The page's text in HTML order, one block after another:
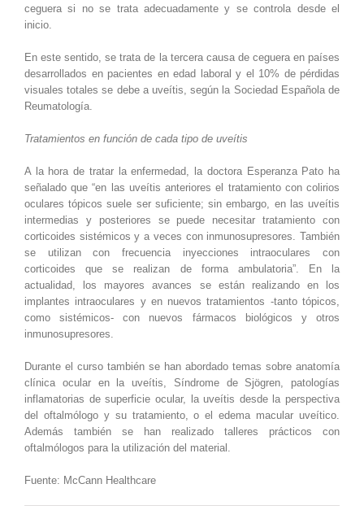
ceguera si no se trata adecuadamente y se controla desde el
inicio.
En este sentido, se trata de la tercera causa de ceguera en países
desarrollados en pacientes en edad laboral y el 10% de pérdidas
visuales totales se debe a uveítis, según la Sociedad Española de
Reumatología.
Tratamientos en función de cada tipo de uveítis
A la hora de tratar la enfermedad, la doctora Esperanza Pato ha
señalado que “en las uveítis anteriores el tratamiento con colirios
oculares tópicos suele ser suficiente; sin embargo, en las uveítis
intermedias y posteriores se puede necesitar tratamiento con
corticoides sistémicos y a veces con inmunosupresores. También
se utilizan con frecuencia inyecciones intraoculares con
corticoides que se realizan de forma ambulatoria”. En la
actualidad, los mayores avances se están realizando en los
implantes intraoculares y en nuevos tratamientos -tanto tópicos,
como sistémicos- con nuevos fármacos biológicos y otros
inmunosupresores.
Durante el curso también se han abordado temas sobre anatomía
clínica ocular en la uveítis, Síndrome de Sjögren, patologías
inflamatorias de superficie ocular, la uveítis desde la perspectiva
del oftalmólogo y su tratamiento, o el edema macular uveítico.
Además también se han realizado talleres prácticos con
oftalmólogos para la utilización del material.
Fuente: McCann Healthcare